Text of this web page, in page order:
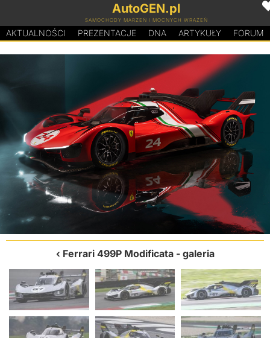
AutoGEN.pl
SAMOCHODY MARZEŃ I MOCNYCH WRAŻEŃ
AKTUALNOŚCI PREZENTACJE DNA ARTYKUŁY FORUM
Ferrari 499P Modificata- galeria